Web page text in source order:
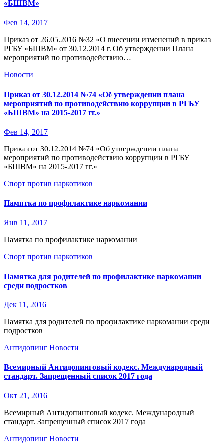
«БШВМ»
Фев 14, 2017
Приказ от 26.05.2016 №32 «О внесении изменений в приказ
РГБУ «БШВМ» от 30.12.2014 г. Об утверждении Плана
мероприятий по противодействию…
Новости
Приказ от 30.12.2014 №74 «Об утверждении плана
мероприятий по противодействию коррупции в РГБУ
«БШВМ» на 2015-2017 гг.»
Фев 14, 2017
Приказ от 30.12.2014 №74 «Об утверждении плана
мероприятий по противодействию коррупции в РГБУ
«БШВМ» на 2015-2017 гг.»
Спорт против наркотиков
Памятка по профилактике наркомании
Янв 11, 2017
Памятка по профилактике наркомании
Спорт против наркотиков
Памятка для родителей по профилактике наркомании
среди подростков
Дек 11, 2016
Памятка для родителей по профилактике наркомании среди
подростков
Антидопинг Новости
Всемирный Антидопинговый кодекс. Международный
стандарт. Запрещенный список 2017 года
Окт 21, 2016
Всемирный Антидопинговый кодекс. Международный
стандарт. Запрещенный список 2017 года
Антидопинг Новости